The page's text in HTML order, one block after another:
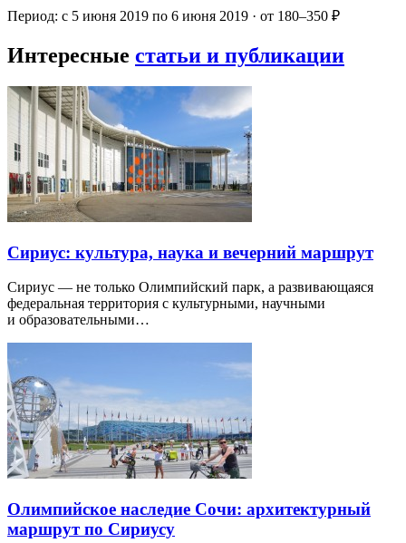
Период: с 5 июня 2019 по 6 июня 2019 · от 180–350 ₽
Интересные статьи и публикации
Сириус: культура, наука и вечерний маршрут
Сириус — не только Олимпийский парк, а развивающаяся
федеральная территория с культурными, научными
и образовательными…
Олимпийское наследие Сочи: архитектурный
маршрут по Сириусу